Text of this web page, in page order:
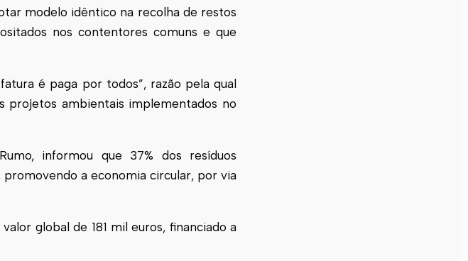
modelo idêntico na recolha de restos
nos contentores comuns e que
é paga por todos”, razão pela qual
projetos ambientais implementados no
informou que 37% dos resíduos
a economia circular, por via
global de 181 mil euros, financiado a